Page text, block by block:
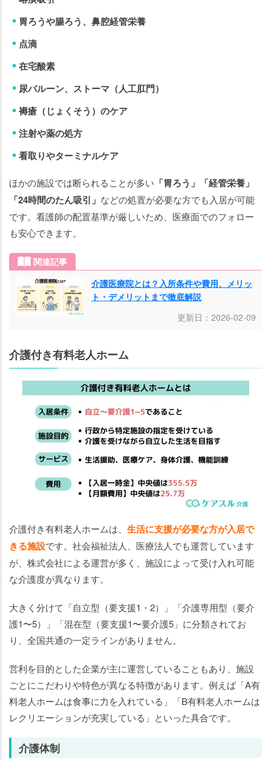
胃ろうや腸ろう、鼻腔経管栄養
点滴
在宅酸素
尿バルーン、ストーマ（人工肛門）
褥瘡（じょくそう）のケア
注射や薬の処方
看取りやターミナルケア
ほかの施設では断られることが多い 「胃ろう」「経管栄養」
「24時間のたん吸引」 などの処置が必要な方でも入居が可能
です。看護師の配置基準が厳しいため、医療面でのフォロー
も安心できます。
関連記事
介護医療院とは？入所条件や費用、メリッ
ト・デメリットまで徹底解説
更新日：2026-02-09
介護付き有料老人ホーム
介護付き有料老人ホームは、 生活に支援が必要な方が入居で
きる施設です。社会福祉法人、医療法人でも運営しています
が、株式会社による運営が多く、施設によって受け入れ可能
な介護度が異なります。
大きく分けて「自立型（要支援1・2）」「介護専用型（要介
護1〜5）」「混在型（要支援1〜要介護5」に分類されてお
り、全国共通の一定ラインがありません。
営利を目的とした企業が主に運営していることもあり、施設
ごとにこだわりや特色が異なる特徴があります。例えば「A有
料老人ホームは食事に力を入れている」「B有料老人ホームは
レクリエーションが充実している」といった具合です。
介護体制